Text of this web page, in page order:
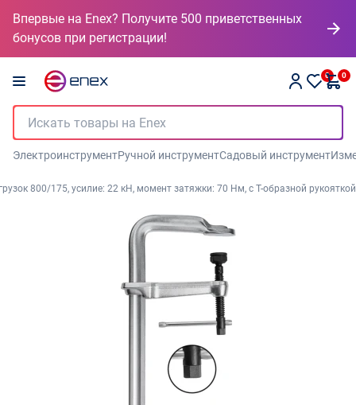
Впервые на Enex? Получите 500 приветственных
бонусов при регистрации!
0 0
ЭлектроинструментРучной инструментСадовый инструмент
800/175, усилие: 22 кН, момент затяжки: 70 Нм, с Т-образной рукояткой